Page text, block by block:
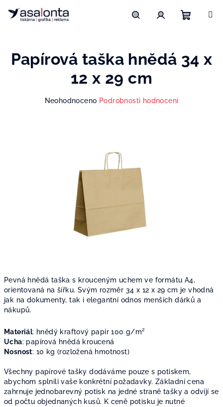
košík
Pevná hnědá taška s krouceným uchem ve formátu A4,
orientovaná na šířku. Svým rozměr 34 x 12 x 29 cm je vhodná
jak na dokumenty, tak i elegantní odnos menších dárků a
nákupů.
Materiál: hnědý kraftový papír 100 g/m²
Ucha: papírová hnědá kroucená
Nosnost: 10 kg (rozložená hmotnost)
Všechny papírové tašky dodáváme pouze s potiskem,
abychom splnili vaše konkrétní požadavky. Základní cena
zahrnuje jednobarevný potisk na jedné straně tašky a odvíjí se
od počtu objednaných kusů. K ceně potisku je nutné
Papírová taška hnědá 34 x
12 x 29 cm
Průměrné
hvězdiček.
Neohodnoceno Podrobnosti hodnocení